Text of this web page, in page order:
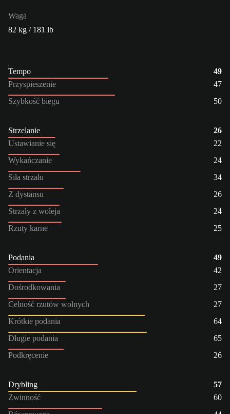
Waga
82 kg / 181 lb
Tempo
49
Przyspieszenie
47
Szybkość biegu
50
Strzelanie
26
Ustawianie się
22
Wykańczanie
24
Siła strzału
34
Z dystansu
26
Strzały z woleja
24
Rzuty karne
25
Podania
49
Orientacja
42
Dośrodkowania
27
Celność rzutów wolnych
27
Krótkie podania
64
Długie podania
65
Podkręcenie
26
Drybling
57
Zwinność
60